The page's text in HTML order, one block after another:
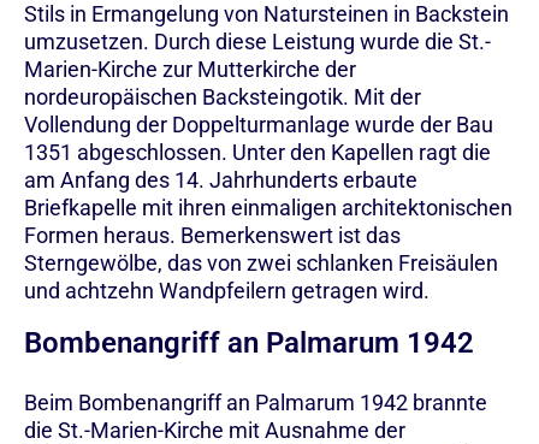
Stils in Ermangelung von Natursteinen in Backstein
umzusetzen. Durch diese Leistung wurde die St.-
Marien-Kirche zur Mutterkirche der
nordeuropäischen Backsteingotik. Mit der
Vollendung der Doppelturmanlage wurde der Bau
1351 abgeschlossen. Unter den Kapellen ragt die
am Anfang des 14. Jahrhunderts erbaute
Briefkapelle mit ihren einmaligen architektonischen
Formen heraus. Bemerkenswert ist das
Sterngewölbe, das von zwei schlanken Freisäulen
und achtzehn Wandpfeilern getragen wird.
Bombenangriff an Palmarum 1942
Beim Bombenangriff an Palmarum 1942 brannte
die St.-Marien-Kirche mit Ausnahme der